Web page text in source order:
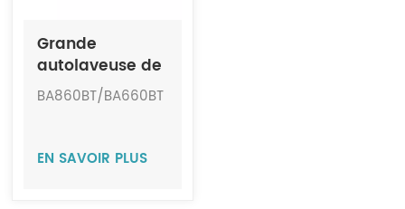
Grande
autolaveuse de
sol sans fil
entièrement
JIECHI
BA860BT/BA660BT
EN SAVOIR PLUS